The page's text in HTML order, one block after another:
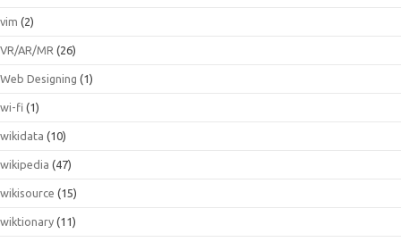
vim (2)
VR/AR/MR (26)
Web Designing (1)
wi-fi (1)
wikidata (10)
wikipedia (47)
wikisource (15)
wiktionary (11)